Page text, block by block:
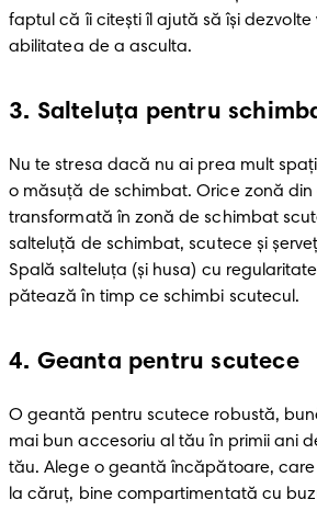
faptul că îi citești îl ajută să îşi dezvolte
abilitatea de a asculta.
3. Salteluța pentru
Nu te stresa dacă nu ai prea mult
o măsuță de schimbat. Orice zonă
transformată în zonă de schimbat
salteluță de schimbat, scutece şi
Spală salteluţa (şi husa) cu
pătează în timp ce schimbi scutecul.
4. Geanta pentru scutece
O geantă pentru scutece robustă,
mai bun accesoriu al tău în primii ani
tău. Alege o geantă încăpătoare,
la căruţ, bine compartimentată cu